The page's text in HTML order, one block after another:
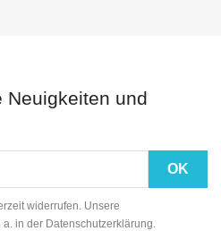
Neuigkeiten und
widerrufen. Unsere
in der Datenschutzerklärung.